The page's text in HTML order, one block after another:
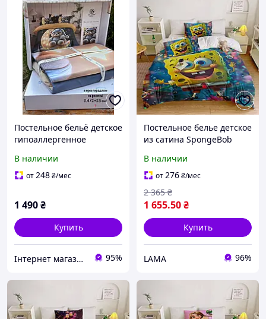
Постельное бельё детское
гипоаллергенное
резинке
В наличии
от248₴/мес
1 490₴
Купить
Інтернет магазин GRAND-TREND 95%
Постельное белье детское
из сатина SpongeBob
принтом Губка Боб
Квадратные Штаны
В наличии
от276₴/мес
1 655.50₴
2 365 ₴
Купить
LAMA 96%